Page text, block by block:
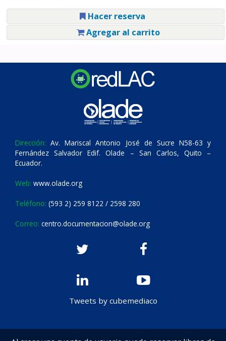
Hacer reserva
Agregar al carrito
Dirección: Av. Mariscal Antonio José de Sucre N58-63 y
Fernández Salvador Edif. Olade – San Carlos, Quito –
Ecuador.
Web: www.olade.org
Teléfono: (593 2) 259 8122 / 2598 280
Correo: centro.documentacion@olade.org
Tweets by cubemediaco